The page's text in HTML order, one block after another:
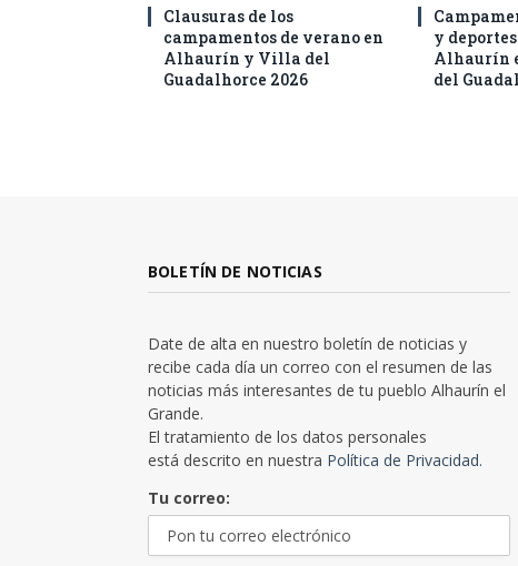
Clausuras de los
campamentos de verano en
Alhaurín y Villa del
Guadalhorce 2026
y
Alhaurín
del
BOLETÍN DE NOTICIAS
Date de alta en nuestro boletín de noticias y
recibe cada día un correo con el resumen de las
noticias más interesantes de tu pueblo Alhaurín el
Grande.
El tratamiento de los datos personales
está descrito en nuestra Política de Privacidad.
Tu correo: